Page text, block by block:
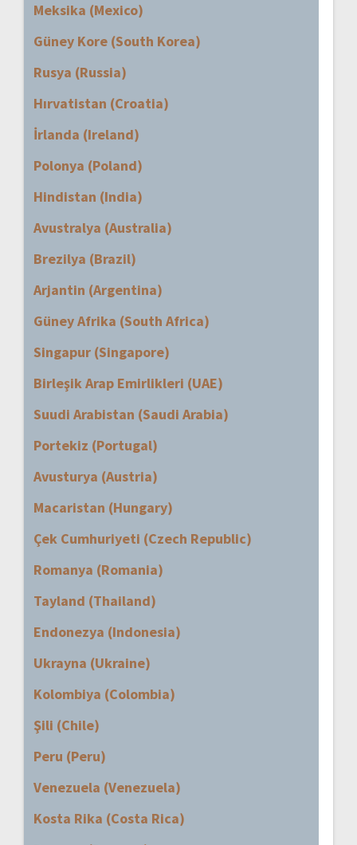
Meksika (Mexico)
Güney Kore (South Korea)
Rusya (Russia)
Hırvatistan (Croatia)
İrlanda (Ireland)
Polonya (Poland)
Hindistan (India)
Avustralya (Australia)
Brezilya (Brazil)
Arjantin (Argentina)
Güney Afrika (South Africa)
Singapur (Singapore)
Birleşik Arap Emirlikleri (UAE)
Suudi Arabistan (Saudi Arabia)
Portekiz (Portugal)
Avusturya (Austria)
Macaristan (Hungary)
Çek Cumhuriyeti (Czech Republic)
Romanya (Romania)
Tayland (Thailand)
Endonezya (Indonesia)
Ukrayna (Ukraine)
Kolombiya (Colombia)
Şili (Chile)
Peru (Peru)
Venezuela (Venezuela)
Kosta Rika (Costa Rica)